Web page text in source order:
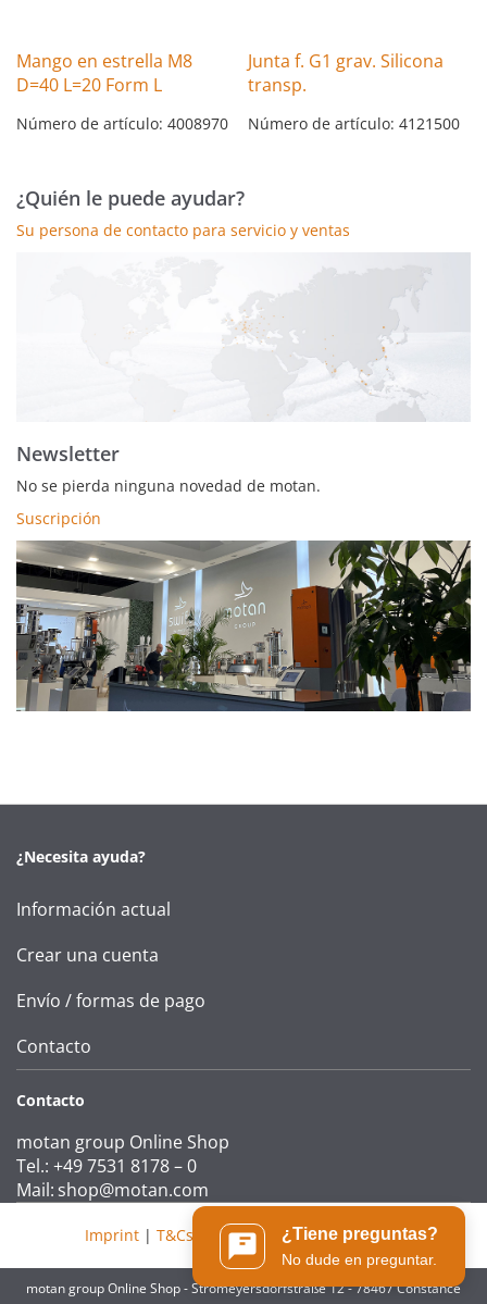
¿Tiene preguntas?
No dude en preguntar.
Mango en estrella M8
D=40 L=20 Form L
Número de artículo: 4008970
Junta f. G1 grav. Silicona
transp.
Número de artículo: 4121500
¿Quién le puede ayudar?
Su persona de contacto para servicio y ventas
Newsletter
No se pierda ninguna novedad de motan.
Suscripción
¿Necesita ayuda?
Información actual
Crear una cuenta
Envío / formas de pago
Contacto
Contacto
motan group Online Shop
Tel.: +49 7531 8178 – 0
Mail: shop@motan.com
Imprint | T&Cs Data protection statement
motan group Online Shop - Stromeyersdorfstraße 12 - 78467 Constance